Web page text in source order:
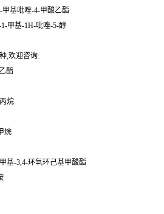
甲基吡唑-4-甲酸乙酯
1-甲基-1H-吡唑-5-醇
,欢迎咨询:
酯
烷
烷
基-3,4-环氧环己基甲酸酯